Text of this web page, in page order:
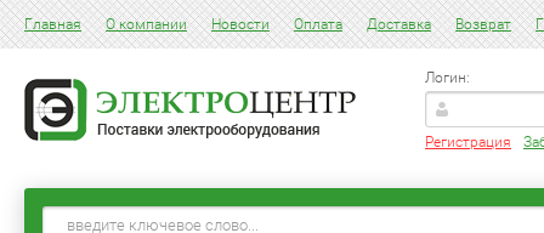
Главная О компании Новости Оплата Доставка Возврат
Логин:
Регистрация